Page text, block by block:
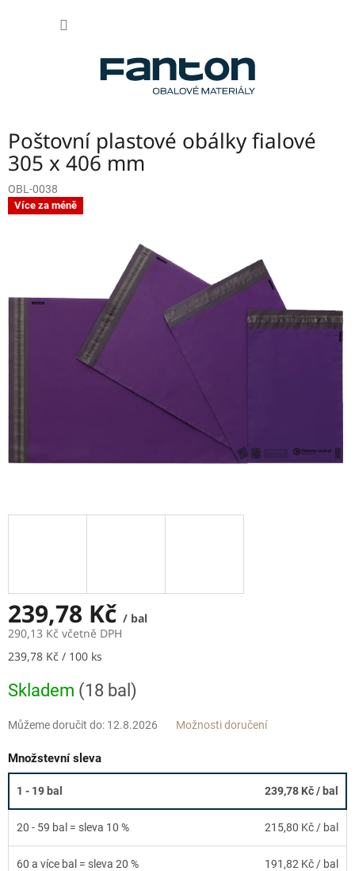
Poštovní plastové obálky fialové
305 x 406 mm
OBL-0038
Více za méně
239,78 Kč / bal
290,13 Kč včetně DPH
Měrná
239,78 Kč / 100 ks
Skladem (18 bal)
Můžeme doručit do: 12.8.2026 Možnosti doručení
Množstevní sleva
1 - 19 bal 239,78 Kč/ bal
20 - 59 bal = sleva 10 % 215,80 Kč / bal
60 a více bal = sleva 20 % 191,82 Kč / bal